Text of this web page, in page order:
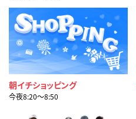
朝イチショッピング
今夜8:20〜8:50